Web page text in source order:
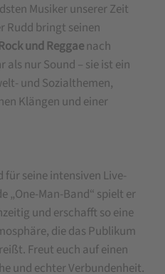
Musiker unserer Zeit
Rudd bringt seinen
und Reggaenach
als nur Sound – sie ist ein
und Sozialthemen,
Klängen und einer
für seine intensiven Live-
„One-Man-Band“ spielt er
und erschafft so eine
die das Publikum
Freut euch auf einen
und echter Verbundenheit.